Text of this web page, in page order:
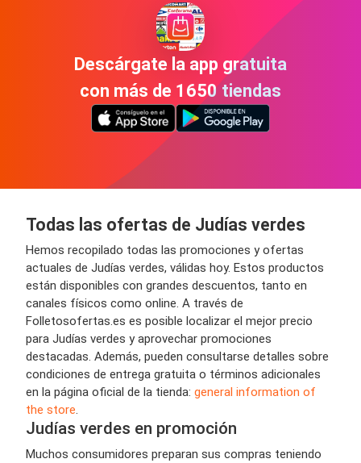
Descárgate la app gratuita
con más de 1650 tiendas
Todas las ofertas de Judías verdes
Hemos recopilado todas las promociones y ofertas
actuales de Judías verdes, válidas hoy. Estos productos
están disponibles con grandes descuentos, tanto en
canales físicos como online. A través de
Folletosofertas.es es posible localizar el mejor precio
para Judías verdes y aprovechar promociones
destacadas. Además, pueden consultarse detalles sobre
condiciones de entrega gratuita o términos adicionales
en la página oficial de la tienda: general information of
the store
Judías verdes en promoción
Muchos consumidores preparan sus compras teniendo